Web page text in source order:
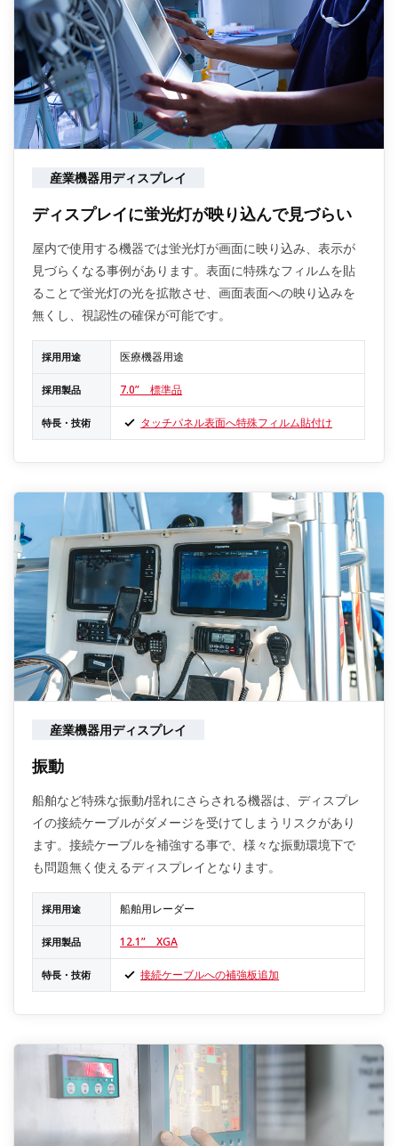
産業機器用ディスプレイ
ディスプレイに蛍光灯が映り込んで見づらい
屋内で使用する機器では蛍光灯が画面に映り込み、表示が
見づらくなる事例があります。表面に特殊なフィルムを貼
ることで蛍光灯の光を拡散させ、画面表面への映り込みを
無くし、視認性の確保が可能です。
採用用途 医療機器用途
採用製品 7.0” 標準品
特長・技術 タッチパネル表面へ特殊フィルム貼付け
産業機器用ディスプレイ
振動
船舶など特殊な振動/揺れにさらされる機器は、ディスプレ
イの接続ケーブルがダメージを受けてしまうリスクがあり
ます。接続ケーブルを補強する事で、様々な振動環境下で
も問題無く使えるディスプレイとなります。
採用用途 船舶用レーダー
採用製品 12.1” XGA
特長・技術 接続ケーブルへの補強板追加